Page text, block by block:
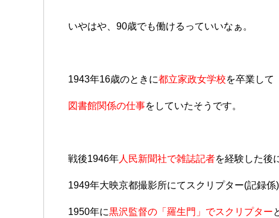
いやはや、90歳でも働けるっていいなぁ。
1943年16歳のときに都立家政女学校を卒業して
図書館関係の仕事をしていたそうです。
戦後1946年人民新聞社で雑誌記者を経験した後
1949年大映京都撮影所にてスクリプター(記録係
1950年に黒沢監督の「羅生門」でスクリプター